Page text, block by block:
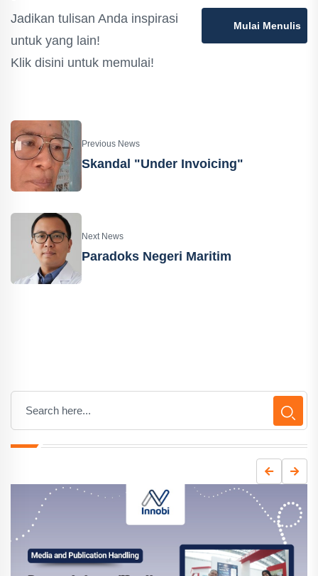
Jadikan tulisan Anda inspirasi
untuk yang lain!
Klik disini untuk memulai!
Mulai Menulis
Previous News
Skandal "Under Invoicing"
Next News
Paradoks Negeri Maritim